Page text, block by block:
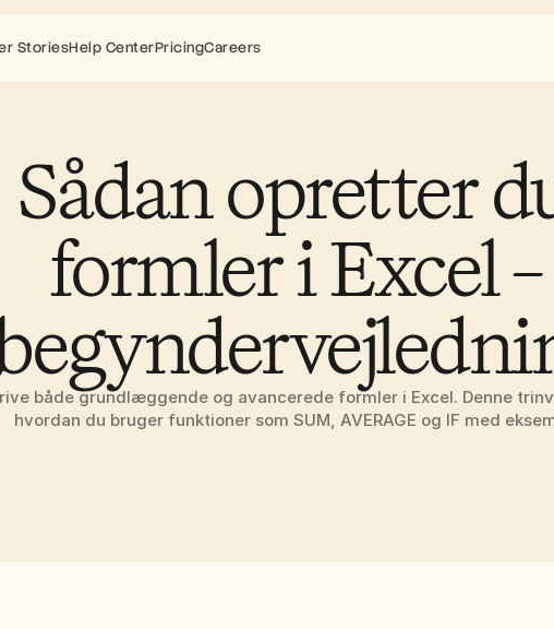
Sådan opretter
formler i Excel –
både grundlæggende og avancerede formler i Excel. Denne
hvordan du bruger funktioner som SUM, AVERAGE og IF med
StoriesHelp CenterPricingCareers